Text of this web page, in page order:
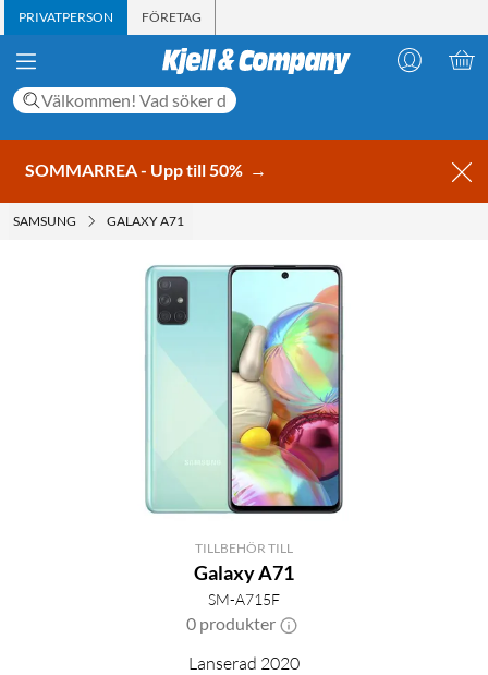
PRIVATPERSON FÖRETAG
SOMMARREA - Upp till 50% →
SAMSUNG GALAXY A71
TILLBEHÖR TILL
Galaxy A71
SM-A715F
0 produkter
Lanserad 2020